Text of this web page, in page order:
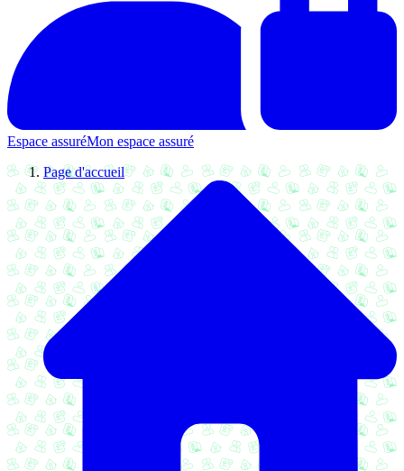
Espace assuréMon espace assuré
Page d'accueil